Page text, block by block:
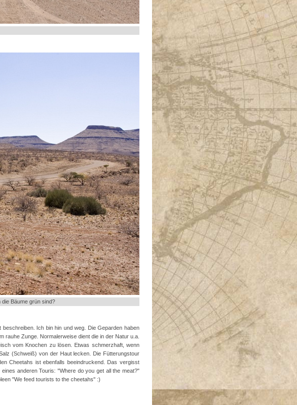
Bäume grün sind?
beschreiben. Ich bin hin und weg. Die Geparden haben
rauhe Zunge. Normalerweise dient die in der Natur u.a.
vom Knochen zu lösen. Etwas schmerzhaft, wenn
(Schweiß) von der Haut lecken. Die Fütterungstour
Cheetahs ist ebenfalls beeindruckend. Das vergisst
eines anderen Touris: "Where do you get all the meat?"
"We feed tourists to the cheetahs" :)